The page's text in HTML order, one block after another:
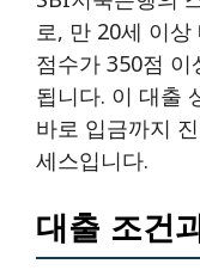
로, 만 20세 이
점수가 350점
됩니다. 이 대출
바로 입금까지
세스입니다.
대출 조건